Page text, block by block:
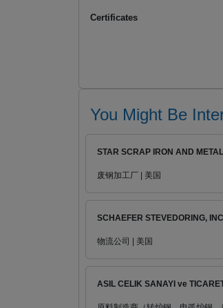
Certificates
You Might Be
STAR SCRAP IRON AND METAL
废钢加工厂 | 美国
SCHAEFER STEVEDORING, INC
物流公司 | 美国
ASIL CELIK SANAYI ve